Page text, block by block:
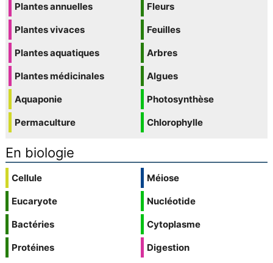
Plantes annuelles
Plantes vivaces
Plantes aquatiques
Plantes médicinales
Aquaponie
Permaculture
Fleurs
Feuilles
Arbres
Algues
Photosynthèse
Chlorophylle
En biologie
Cellule
Eucaryote
Bactéries
Protéines
Méiose
Nucléotide
Cytoplasme
Digestion